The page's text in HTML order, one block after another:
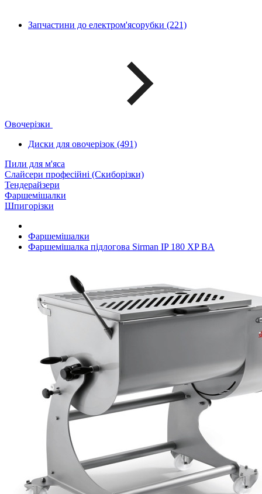
Запчастини до електром'ясорубки (221)
Овочерізки
Диски для овочерізок (491)
Пили для м'яса
Слайсери професійні (Скиборізки)
Тендерайзери
Фаршемішалки
Шпигорізки
Фаршемішалки
Фаршемішалка підлогова Sirman IP 180 XP BA